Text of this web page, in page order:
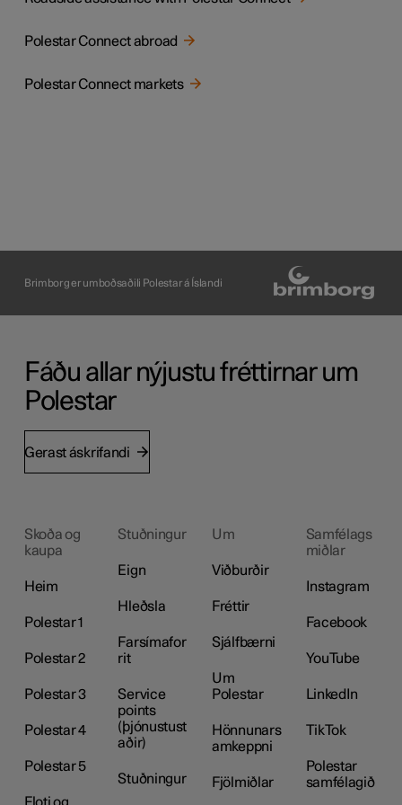
Polestar Connect abroad
Polestar Connect markets
Brimborg er umboðsaðili Polestar á Íslandi
Fáðu allar nýjustu fréttirnar um
Polestar
Gerast áskrifandi
Skoða og
kaupa
Heim
Polestar 1
Polestar 2
Polestar 3
Polestar 4
Polestar 5
Stuðningur
Eign
Hleðsla
Farsímafor
rit
Service
points
(þjónustust
aðir)
Stuðningur
Um
Viðburðir
Fréttir
Sjálfbærni
Um
Polestar
Hönnunars
amkeppni
Fjölmiðlar
Samfélags
miðlar
Instagram
Facebook
YouTube
LinkedIn
TikTok
Polestar
samfélagið